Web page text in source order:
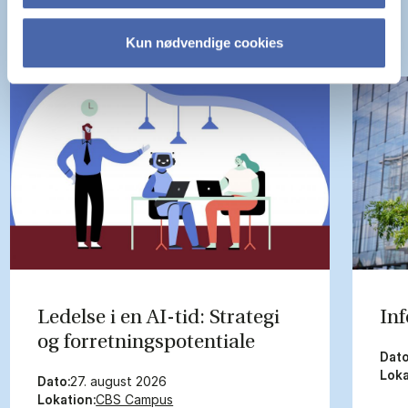
Kun nødvendige cookies
Le­del­se i en AI-tid: Stra­te­gi
og for­ret­nings­po­ten­ti­a­le
Dato:27. august 2026
Lokation:CBS Campus